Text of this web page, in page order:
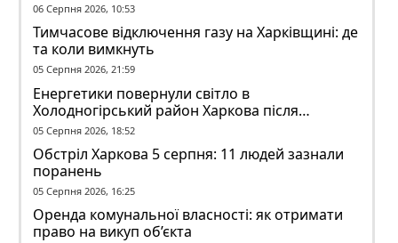
06 Серпня 2026, 10:53
Тимчасове відключення газу на Харківщині: де
та коли вимкнуть
05 Серпня 2026, 21:59
Енергетики повернули світло в
Холодногірський район Харкова після
ворожого обстрілу
05 Серпня 2026, 18:52
Обстріл Харкова 5 серпня: 11 людей зазнали
поранень
05 Серпня 2026, 16:25
Оренда комунальної власності: як отримати
право на викуп об’єкта